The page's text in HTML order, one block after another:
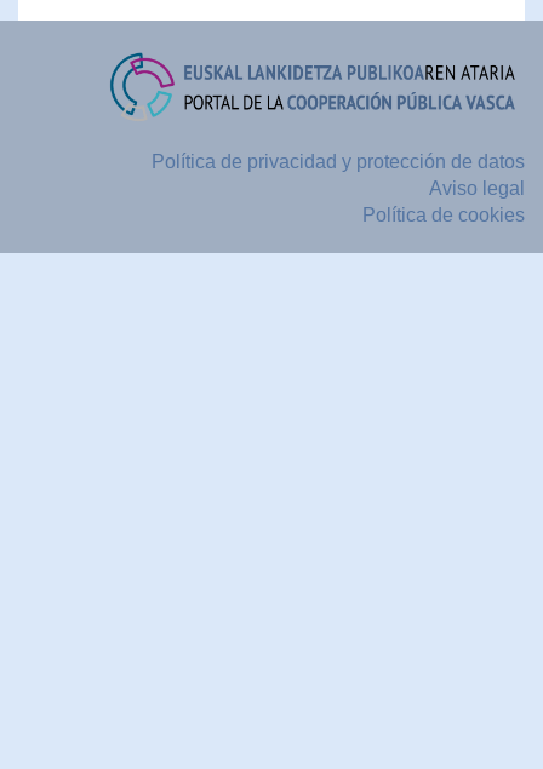
Política de privacidad y protección de datos
Aviso legal
Política de cookies